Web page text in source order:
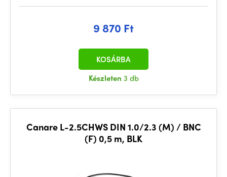
9 870 Ft
Készleten 3 db
KOSÁRBA
Canare L-2.5CHWS DIN 1.0/2.3 (M) / BNC
(F) 0,5 m, BLK